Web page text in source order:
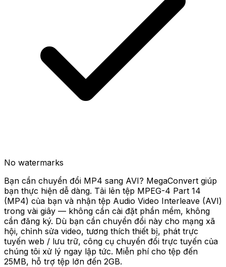
No watermarks
Bạn cần chuyển đổi MP4 sang AVI? MegaConvert giúp
bạn thực hiện dễ dàng. Tải lên tệp MPEG-4 Part 14
(MP4) của bạn và nhận tệp Audio Video Interleave (AVI)
trong vài giây — không cần cài đặt phần mềm, không
cần đăng ký. Dù bạn cần chuyển đổi này cho mạng xã
hội, chỉnh sửa video, tương thích thiết bị, phát trực
tuyến web / lưu trữ, công cụ chuyển đổi trực tuyến của
chúng tôi xử lý ngay lập tức. Miễn phí cho tệp đến
25MB, hỗ trợ tệp lớn đến 2GB.